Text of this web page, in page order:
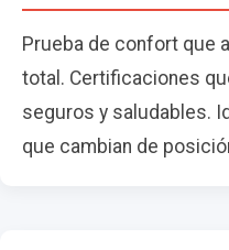
Prueba de confort que
total. Certificaciones
seguros y saludables.
que cambian de